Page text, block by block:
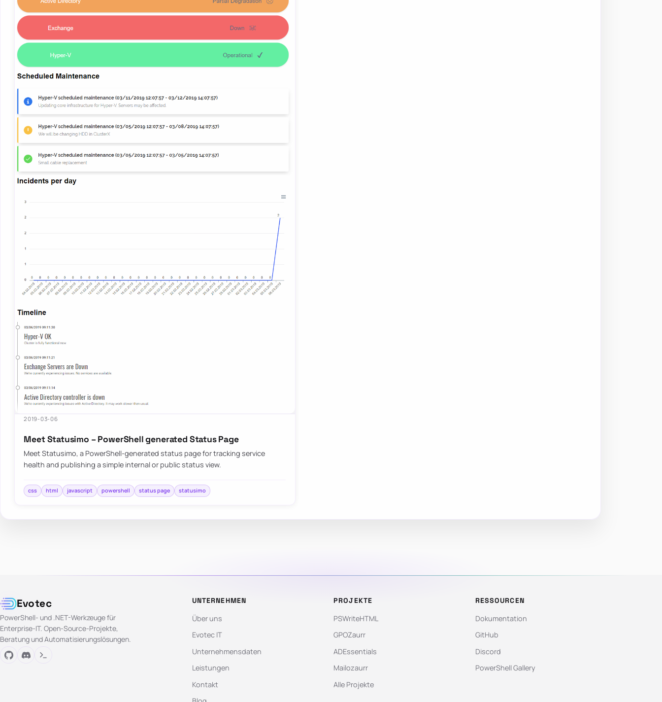
2019-03-06
Meet Statusimo – PowerShell generated Status Page
Meet Statusimo, a PowerShell-generated status page for tracking service
health and publishing a simple internal or public status view.
css html javascript powershell status page statusimo
Evotec
PowerShell- und .NET-Werkzeuge für
Enterprise-IT. Open-Source-Projekte,
Beratung und Automatisierungslösungen.
UNTERNEHMEN
Über uns
Evotec IT
Unternehmensdaten
Leistungen
Kontakt
PROJEKTE
PSWriteHTML
GPOZaurr
ADEssentials
Mailozaurr
Alle Projekte
RESSOURCEN
Dokumentation
GitHub
Discord
PowerShell Gallery